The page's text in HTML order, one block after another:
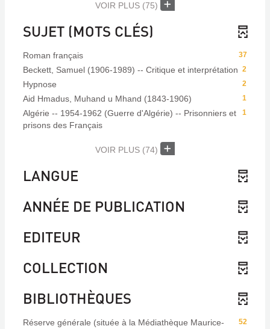
VOIR PLUS (75)
SUJET (MOTS CLÉS)
37
Roman français
2
Beckett, Samuel (1906-1989) -- Critique et interprétation
2
Hypnose
1
Aid Hmadus, Muhand u Mhand (1843-1906)
1
Algérie -- 1954-1962 (Guerre d'Algérie) -- Prisonniers et
prisons des Français
VOIR PLUS (74)
LANGUE
ANNÉE DE PUBLICATION
EDITEUR
COLLECTION
BIBLIOTHÈQUES
52
Réserve générale (située à la Médiathèque Maurice-